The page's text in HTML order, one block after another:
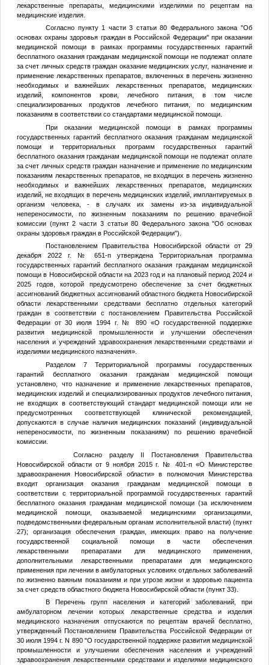
лекарственные препараты, медицинскими изделиями по рецептам на
медицинские изделия.
Согласно пункту 1 части 3 статьи 80 Федерального закона "Об
основах охраны здоровья граждан в Российской Федерации" при оказании
медицинской помощи в рамках программы государственных гарантий
бесплатного оказания гражданам медицинской помощи не подлежат оплате
за счет личных средств граждан оказание медицинских услуг, назначение и
применение лекарственных препаратов, включенных в перечень жизненно
необходимых и важнейших лекарственных препаратов, медицинских
изделий, компонентов крови, лечебного питания, в том числе
специализированных продуктов лечебного питания, по медицинским
показаниям в соответствии со стандартами медицинской помощи.
При оказании медицинской помощи в рамках программы
государственных гарантий бесплатного оказания гражданам медицинской
помощи и территориальных программ государственных гарантий
бесплатного оказания гражданам медицинской помощи не подлежат оплате
за счет личных средств граждан назначение и применение по медицинским
показаниям лекарственных препаратов, не входящих в перечень жизненно
необходимых и важнейших лекарственных препаратов, медицинских
изделий, не входящих в перечень медицинских изделий, имплантируемых в
организм человека, - в случаях их замены из-за индивидуальной
непереносимости, по жизненным показаниям по решению врачебной
комиссии (пункт 2 части 3 статьи 80 Федерального закона "Об основах
охраны здоровья граждан в Российской Федерации").
Постановлением Правительства Новосибирской области от 29
декабря 2022 г. № 651-п утверждена Территориальная программа
государственных гарантий бесплатного оказания гражданам медицинской
помощи в Новосибирской области на 2023 год и на плановый период 2024 и
2025 годов, которой предусмотрено обеспечение за счет бюджетных
ассигнований бюджетных ассигнований областного бюджета Новосибирской
области лекарственными средствами бесплатно отдельных категорий
граждан в соответствии с постановлением Правительства Российской
Федерации от 30 июля 1994 г. № 890 «О государственной поддержке
развития медицинской промышленности и улучшении обеспечения
населения и учреждений здравоохранения лекарственными средствами и
изделиями медицинского назначения».
Разделом 7 Территориальной программы государственных
гарантий бесплатного оказания гражданам медицинской помощи
установлено, что назначение и применение лекарственных препаратов,
медицинских изделий и специализированных продуктов лечебного питания,
не входящих в соответствующий стандарт медицинской помощи или не
предусмотренных соответствующей клинической рекомендацией,
допускаются в случае наличия медицинских показаний (индивидуальной
непереносимости, по жизненным показаниям) по решению врачебной
комиссии.
Согласно разделу II Постановления Правительства
Новосибирской области от 9 ноября 2015 г. № 401-п «О Министерстве
здравоохранения Новосибирской области» в полномочия Министерства
входит организация оказания гражданам медицинской помощи в
соответствии с территориальной программой государственных гарантий
бесплатного оказания гражданам медицинской помощи (за исключением
медицинской помощи, оказываемой медицинскими организациями,
подведомственными федеральным органам исполнительной власти) (пункт
27); организация обеспечения граждан, имеющих право на получение
государственной социальной помощи в части обеспечения
лекарственными препаратами для медицинского применения,
дополнительными лекарственными препаратами для медицинского
применения при лечении в амбулаторных условиях отдельных заболеваний
по жизненно важным показаниям и при угрозе жизни и здоровью пациента
за счет средств областного бюджета Новосибирской области (пункт 33).
В Перечень групп населения и категорий заболеваний, при
амбулаторном лечении которых лекарственные средства и изделия
медицинского назначения отпускаются по рецептам врачей бесплатно,
утвержденный Постановлением Правительства Российской Федерации от
30 июля 1994 г. N 890 "О государственной поддержке развития медицинской
промышленности и улучшении обеспечения населения и учреждений
здравоохранения лекарственными средствами и изделиями медицинского